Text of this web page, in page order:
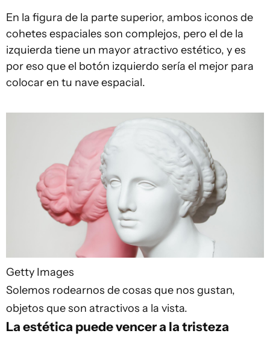
En la figura de la parte superior, ambos iconos de
cohetes espaciales son complejos, pero el de la
izquierda tiene un mayor atractivo estético, y es
por eso que el botón izquierdo sería el mejor para
colocar en tu nave espacial.
Getty Images
Solemos rodearnos de cosas que nos gustan,
objetos que son atractivos a la vista.
La estética puede vencer a la tristeza